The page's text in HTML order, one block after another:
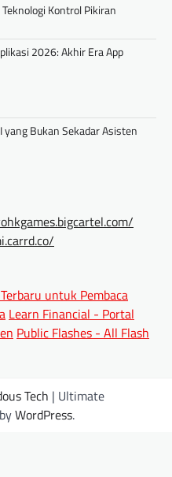
Kontrol Pikiran
2026: Akhir Era App
Bukan Sekadar Asisten
untuk Pembaca
Learn Financial - Portal
Public Flashes - All Flash
Tech | Ultimate
WordPress.